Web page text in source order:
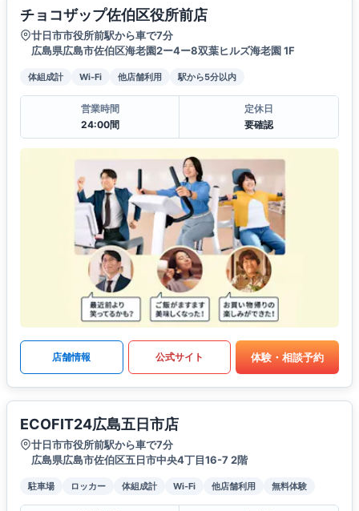
チョコザップ佐伯区役所前店
廿日市市役所前駅から車で7分
広島県広島市佐伯区海老園2ー4ー8双葉ヒルズ海老園 1F
体組成計 Wi-Fi 他店舗利用 駅から5分以内
営業時間
24:00間
定休日
要確認
店舗情報 公式サイト 体験・相談予約
ECOFIT24広島五日市店
廿日市市役所前駅から車で7分
広島県広島市佐伯区五日市中央4丁目16-7 2階
駐車場 ロッカー 体組成計 Wi-Fi 他店舗利用 無料体験